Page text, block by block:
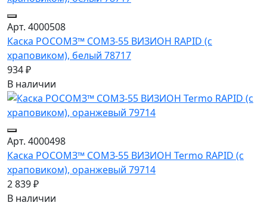
Арт. 4000508
Каска РОСОМЗ™ СОМЗ-55 ВИЗИОН RAPID (с
храповиком), белый 78717
934 ₽
В наличии
Арт. 4000498
Каска РОСОМЗ™ СОМЗ-55 ВИЗИОН Termo RAPID (с
храповиком), оранжевый 79714
2 839 ₽
В наличии